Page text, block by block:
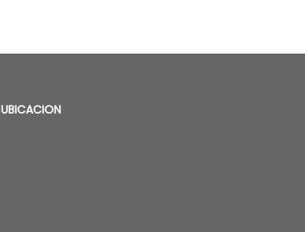
UBICACION